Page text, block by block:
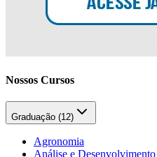
Nossos Cursos
Graduação (12)
Agronomia
Análise e Desenvolvimento